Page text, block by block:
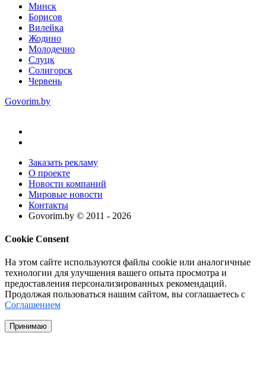
Минск
Борисов
Вилейка
Жодино
Молодечно
Слуцк
Солигорск
Червень
Govorim.by
Заказать рекламу
О проекте
Новости компаний
Мировые новости
Контакты
Govorim.by © 2011 - 2026
Cookie Consent
На этом сайте используются файлы cookie или аналогичные
технологии для улучшения вашего опыта просмотра и
предоставления персонализированных рекомендаций.
Продолжая пользоваться нашим сайтом, вы соглашаетесь с
Соглашением
Принимаю